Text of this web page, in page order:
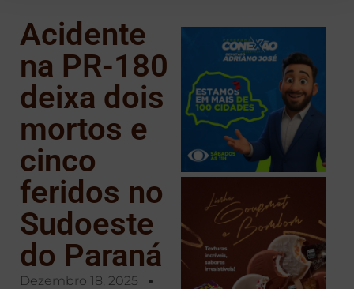
Acidente
na PR-180
deixa dois
mortos e
cinco
feridos no
Sudoeste
do Paraná
Dezembro 18, 2025